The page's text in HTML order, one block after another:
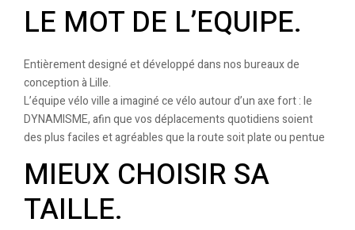
LE MOT DE L’EQUIPE.
Entièrement designé et développé dans nos bureaux de
conception à Lille.
L’équipe vélo ville a imaginé ce vélo autour d’un axe fort : le
DYNAMISME, afin que vos déplacements quotidiens soient
des plus faciles et agréables que la route soit plate ou pentue
MIEUX CHOISIR SA
TAILLE.